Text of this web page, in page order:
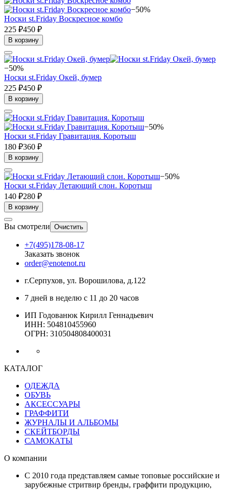
−50%
Носки st.Friday Воскресное комбо
225 ₽450 ₽
В корзину
−50%
Носки st.Friday Окей, бумер
225 ₽450 ₽
В корзину
−50%
Носки st.Friday Гравитация. Коротыш
180 ₽360 ₽
В корзину
−50%
Носки st.Friday Летающий слон. Коротыш
140 ₽280 ₽
В корзину
Вы смотрели Очистить
+7(495)178-08-17
Заказать звонок
order@enotenot.ru
г.Серпухов, ул. Ворошилова, д.122
7 дней в неделю с 11 до 20 часов
ИП Годованюк Кирилл Геннадьевич
ИНН: 504810455960
ОГРН: 310504808400031
КАТАЛОГ
ОДЕЖДА
ОБУВЬ
АКСЕССУАРЫ
ГРАФФИТИ
ЖУРНАЛЫ И АЛЬБОМЫ
СКЕЙТБОРДЫ
САМОКАТЫ
О компании
С 2010 года представляем самые топовые российские и
зарубежные стритвир бренды, граффити продукцию,